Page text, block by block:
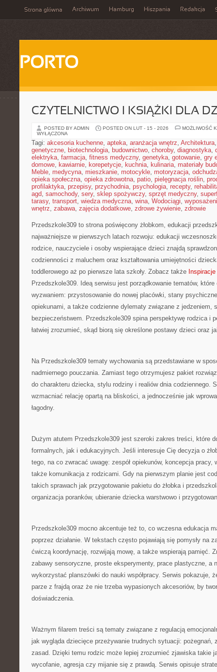
Strona główna Archiwum Hamburg Hiszpania Redakcja
PORTO
CZYTELNICTWO I KSIĄŻKI DLA
POSTED BY ADMIN POSTED ON LUT - 15 - 2026
MOŻLIWOŚĆ
WYŁĄCZONA
Tagi: akcesoria kuchenne, apteka, aranżacja wnętrz, Architektura
genetyczne, biotechnologia, budownictwo, choroby, diagnostyka,
elektryka, farmacja, fitness medyczny, genetyka, gotowanie, gry
domowe, kawiarnie, korepetycje, kuchnia, kulinaria, materiały
Meble, medycyna, mieszkanie, motocykle, motoryzacja,
opieka społeczna, opieka zdrowotna, patio, pielęgnacja roślin,
profilaktyka, przepisy, przychodnia, psychologia, recepty,
agd, samochody, sery, sklep spożywczy, sprzęt medyczny,
tarasy, transport, wiedza medyczna, wina, Wodociągi,
wnętrz, zabawa, zajęcia dodatkowe, zdrowe żywienie, zdrowie
Przedszkole309 to strona poświęcony żłobkom, edukacji
najważniejsze w pierwszych latach rozwoju: edukacji
rodzice, nauczyciele i osoby wspierające dzieci znajdą
codzienności z maluchem oraz kształtowania umiejętności
toddlerowego aż po pierwsze lata szkoły. Zobacz także
Przedszkole309. Ideą serwisu jest porządkowanie tematów,
wyzwaniem: przystosowanie do nowej placówki, stany
opiekunami, a także codzienne dylematy związane z jedzeniem,
bezpieczeństwem. Przedszkole309 spina perspektywę rodzica i
łatwiej zrozumieć, skąd biorą się określone postawy dzieci oraz
Na Przedszkole309 tematy wychowania są przedstawiane w
nadmiernego pouczania. Zamiast tego otrzymujesz pakiet
do charakteru dziecka, stylu rodziny i realiów dnia codziennego.
wzmacniać relację opartą na bliskości, a jednocześnie jak
łagodny.
Dużym atutem Przedszkole309 jest szeroki zakres treści, które
formalnych, jak i edukacyjnych. Jeśli interesuje Cię decyzja o
tego, na co zwracać uwagę: zespół opiekunów, koncepcja pracy,
także komunikacja z rodzicami. Gdy na pierwszym planie jest
takich sprawach jak przygotowanie pakietu do żłobka i
organizacja poranków, ubieranie dziecka warstwowo i
Przedszkole309 mocno akcentuje też to, co wczesna edukacja
poprzez działanie. W tekstach często pojawiają się pomysły na
ćwiczą koordynację, rozwijają mowę, a także wspierają pamięć.
zabawy sensoryczne, proste eksperymenty, prace plastyczne, a
wykorzystać planszówki do nauki współpracy. Serwis pokazuje,
parze z frajdą oraz że nie trzeba wypasionych akcesoriów, by
doświadczenia.
Ważnym filarem treści są tematy związane z regulacją
jak wygląda dziecięce przeżywanie trudnych sytuacji: pożegnań,
zasad. Dzięki temu rodzic może lepiej zrozumieć zjawiska takie
wycofanie, agresja czy mijanie się z prawdą. Serwis opisuje